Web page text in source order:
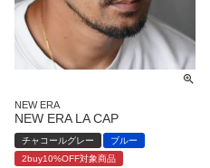
NEW ERA
NEW ERA LA CAP
チャコールグレー
ブルー
2buy10%OFF対象商品